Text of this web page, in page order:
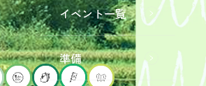
イベント一覧
準備